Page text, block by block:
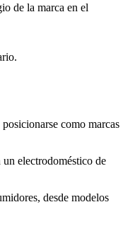
de la marca en el
como marcas
electrodoméstico de
desde modelos